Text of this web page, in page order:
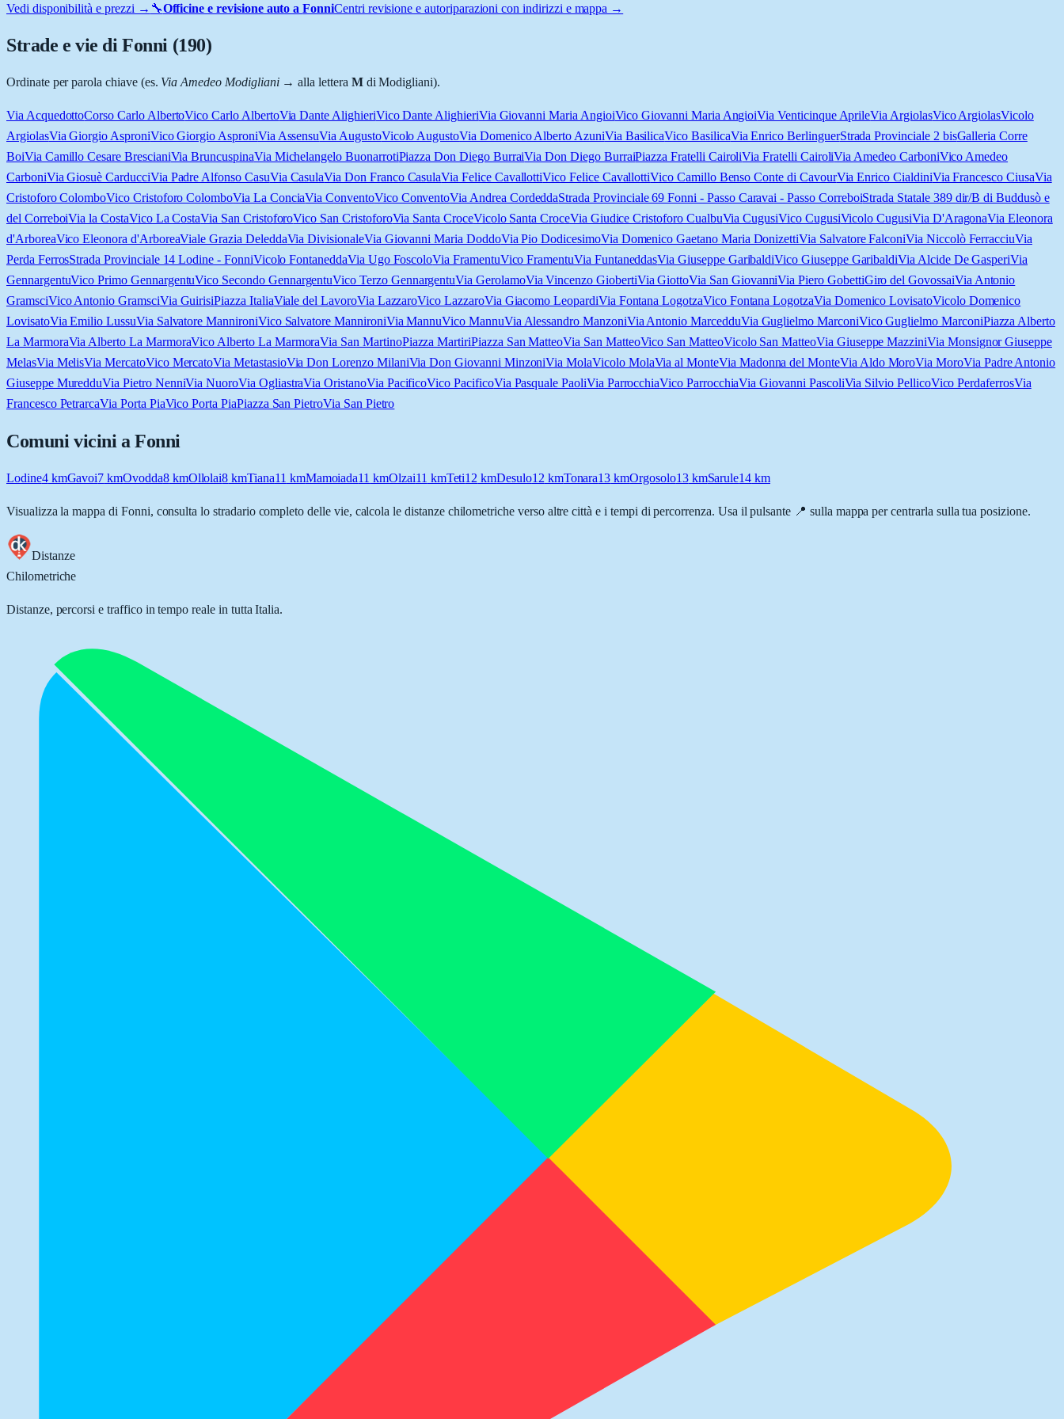
Vedi disponibilità e prezzi → 🔧Officine e revisione auto aFonniCentri revisione e autoriparazioni con indirizzi e mappa →
Strade e vie diFonni (190)
Ordinate per parola chiave (es. Via Amedeo Modigliani→ alla lettera Mdi Modigliani).
Via AcquedottoCorso Carlo AlbertoVico Carlo AlbertoVia Dante AlighieriVico Dante AlighieriVia Giovanni Maria AngioiVico Giovanni Maria AngioiVia Venticinque AprileVia ArgiolasVico ArgiolasVicolo
ArgiolasVia Giorgio AsproniVico Giorgio AsproniVia AssensuVia AugustoVicolo AugustoVia Domenico Alberto AzuniVia BasilicaVico BasilicaVia Enrico BerlinguerStrada Provinciale 2 bisGalleria Corre
BoiVia Camillo Cesare BrescianiVia BruncuspinaVia Michelangelo BuonarrotiPiazza Don Diego BurraiVia Don Diego BurraiPiazza Fratelli CairoliVia Fratelli CairoliVia Amedeo CarboniVico Amedeo
CarboniVia Giosuè CarducciVia Padre Alfonso CasuVia CasulaVia Don Franco CasulaVia Felice CavallottiVico Felice CavallottiVico Camillo Benso Conte di CavourVia Enrico CialdiniVia Francesco CiusaVia
Cristoforo ColomboVico Cristoforo ColomboVia La ConciaVia ConventoVico ConventoVia Andrea CordeddaStrada Provinciale 69 Fonni - Passo Caravai - Passo CorreboiStrada Statale 389 dir/B di Buddusò e
del CorreboiVia la CostaVico La CostaVia San CristoforoVico San CristoforoVia Santa CroceVicolo Santa CroceVia Giudice Cristoforo CualbuVia CugusiVico CugusiVicolo CugusiVia D'AragonaVia Eleonora
d'ArboreaVico Eleonora d'ArboreaViale Grazia DeleddaVia DivisionaleVia Giovanni Maria DoddoVia Pio DodicesimoVia Domenico Gaetano Maria DonizettiVia Salvatore FalconiVia Niccolò FerracciuVia
Perda FerrosStrada Provinciale 14 Lodine - FonniVicolo FontaneddaVia Ugo FoscoloVia FramentuVico FramentuVia FuntaneddasVia Giuseppe GaribaldiVico Giuseppe GaribaldiVia Alcide De GasperiVia
GennargentuVico Primo GennargentuVico Secondo GennargentuVico Terzo GennargentuVia GerolamoVia Vincenzo GiobertiVia GiottoVia San GiovanniVia Piero GobettiGiro del GovossaiVia Antonio
GramsciVico Antonio GramsciVia GuirisiPiazza ItaliaViale del LavoroVia LazzaroVico LazzaroVia Giacomo LeopardiVia Fontana LogotzaVico Fontana LogotzaVia Domenico LovisatoVicolo Domenico
LovisatoVia Emilio LussuVia Salvatore MannironiVico Salvatore MannironiVia MannuVico MannuVia Alessandro ManzoniVia Antonio MarcedduVia Guglielmo MarconiVico Guglielmo MarconiPiazza Alberto
La MarmoraVia Alberto La MarmoraVico Alberto La MarmoraVia San MartinoPiazza MartiriPiazza San MatteoVia San MatteoVico San MatteoVicolo San MatteoVia Giuseppe MazziniVia Monsignor Giuseppe
MelasVia MelisVia MercatoVico MercatoVia MetastasioVia Don Lorenzo MilaniVia Don Giovanni MinzoniVia MolaVicolo MolaVia al MonteVia Madonna del MonteVia Aldo MoroVia MoroVia Padre Antonio
Giuseppe MuredduVia Pietro NenniVia NuoroVia OgliastraVia OristanoVia PacificoVico PacificoVia Pasquale PaoliVia ParrocchiaVico ParrocchiaVia Giovanni PascoliVia Silvio PellicoVico PerdaferrosVia
Francesco PetrarcaVia Porta PiaVico Porta PiaPiazza San PietroVia San Pietro
Comuni vicini aFonni
Lodine4kmGavoi7 kmOvodda8kmOllolai8 kmTiana11 kmMamoiada11 kmOlzai11 kmTeti12 kmDesulo12 kmTonara13 kmOrgosolo13kmSarule14 km
Visualizza la mappa di Fonni, consulta lo stradario completo delle vie, calcola le distanze chilometriche verso altre città e i tempi di percorrenza. Usa il pulsante 📍 sulla mappa per centrarla sulla tua posizione.
Distanze
Chilometriche
Distanze, percorsi e traffico in tempo reale in tutta Italia.